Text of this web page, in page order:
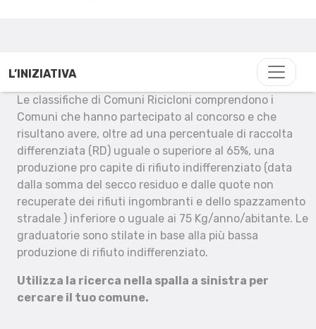
L’INIZIATIVA
Le classifiche di Comuni Ricicloni comprendono i
Comuni che hanno partecipato al concorso e che
risultano avere, oltre ad una percentuale di raccolta
differenziata (RD) uguale o superiore al 65%, una
produzione pro capite di rifiuto indifferenziato (data
dalla somma del secco residuo e dalle quote non
recuperate dei rifiuti ingombranti e dello spazzamento
stradale ) inferiore o uguale ai 75 Kg/anno/abitante. Le
graduatorie sono stilate in base alla più bassa
produzione di rifiuto indifferenziato.
Utilizza la ricerca nella spalla a sinistra per
cercare il tuo comune.